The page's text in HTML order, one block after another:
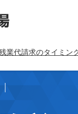
業代請求のタイミン